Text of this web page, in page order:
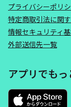
プライバシーポリ
特定商取引法に関
情報セキュリティ
外部送信先一覧
アプリでも